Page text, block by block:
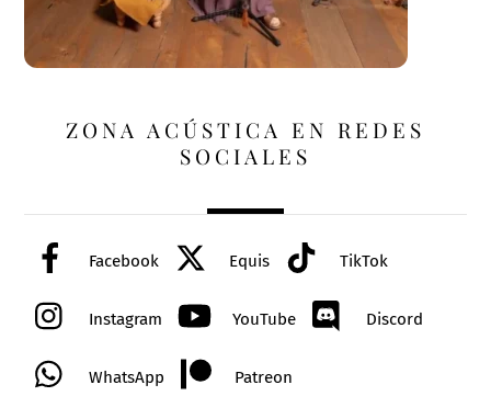
ZONA ACÚSTICA EN REDES
SOCIALES
Facebook Equis TikTok
Instagram YouTube Discord
WhatsApp Patreon